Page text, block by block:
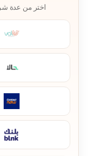
اختر من عدة